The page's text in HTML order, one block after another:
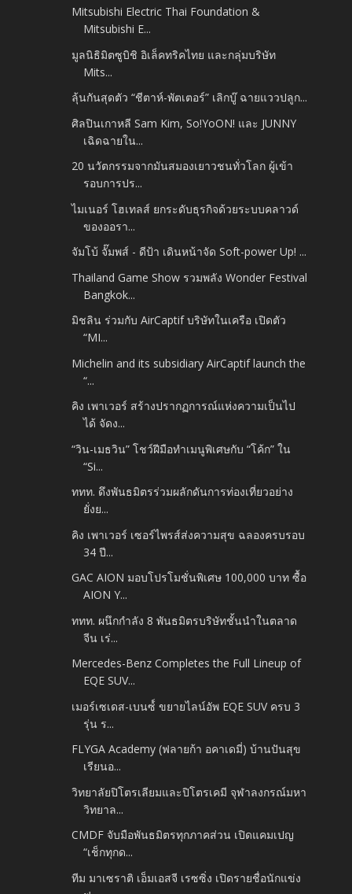
Mitsubishi Electric Thai Foundation &
Mitsubishi E...
มูลนิธิมิตซูบิชิ อิเล็คทริคไทย และกลุ่มบริษัท
Mits...
ลุ้นกันสุดตัว “ชีตาห์-พัตเตอร์” เลิกบู๊ ฉายแววปลูก...
ศิลปินเกาหลี Sam Kim, So!YoON! และ JUNNY
เฉิดฉายใน...
20 นวัตกรรมจากมันสมองเยาวชนทั่วโลก ผู้เข้า
รอบการปร...
ไมเนอร์ โฮเทลส์ ยกระดับธุรกิจด้วยระบบคลาวด์
ของออรา...
จัมโบ้ จั๊มพส์ - ดีป้า เดินหน้าจัด Soft-power Up! ...
Thailand Game Show รวมพลัง Wonder Festival
Bangkok...
มิชลิน ร่วมกับ AirCaptif บริษัทในเครือ เปิดตัว
“MI...
Michelin and its subsidiary AirCaptif launch the
“...
คิง เพาเวอร์ สร้างปรากฏการณ์แห่งความเป็นไป
ได้ จัดง...
“วิน-เมธวิน” โชว์ฝีมือทำเมนูพิเศษกับ “โค้ก” ใน
“Si...
ททท. ดึงพันธมิตรร่วมผลักดันการท่องเที่ยวอย่าง
ยั่งย...
คิง เพาเวอร์ เซอร์ไพรส์ส่งความสุข ฉลองครบรอบ
34 ปี...
GAC AION มอบโปรโมชั่นพิเศษ 100,000 บาท ซื้อ
AION Y...
ททท. ผนึกกำลัง 8 พันธมิตรบริษัทชั้นนำในตลาด
จีน เร่...
Mercedes-Benz Completes the Full Lineup of
EQE SUV...
เมอร์เซเดส-เบนซ์์ ขยายไลน์อัพ EQE SUV ครบ 3
รุ่น ร...
FLYGA Academy (ฟลายก้า อคาเดมี่) บ้านปันสุข
เรียนอ...
วิทยาลัยปิโตรเลียมและปิโตรเคมี จุฬาลงกรณ์มหา
วิทยาล...
CMDF จับมือพันธมิตรทุกภาคส่วน เปิดแคมเปญ
“เช็กทุกด...
ทีม มาเซราติ เอ็มเอสจี เรซซิ่ง เปิดรายชื่อนักแข่ง